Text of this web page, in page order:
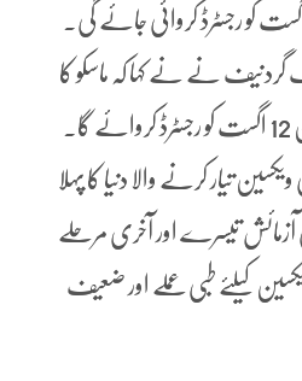
دنیا کی پہلی ویکسین 12 اگست کو رجسٹرڈ کروائی جائے گی۔
نے نے کہا کہ ماسکو کا
گامیلی سنٹر دنیا کی پہلی ویکسین 12 اگست کو رجسٹرڈ کروائے گا۔
تیار کرنے والا دنیا کا پہلا
تیسرے اور آخری مرحلے
کیلئے طبی عملے اور ضعیف